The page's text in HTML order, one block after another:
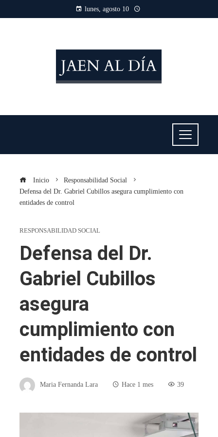
lunes, agosto 10
Inicio
Responsabilidad Social
Defensa del Dr. Gabriel Cubillos asegura cumplimiento con
entidades de control
RESPONSABILIDAD SOCIAL
Defensa del Dr.
Gabriel Cubillos
asegura
cumplimiento con
entidades de control
Maria Fernanda Lara Hace 1 mes 39